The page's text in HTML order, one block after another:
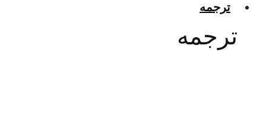
ترجمه
ترجمه